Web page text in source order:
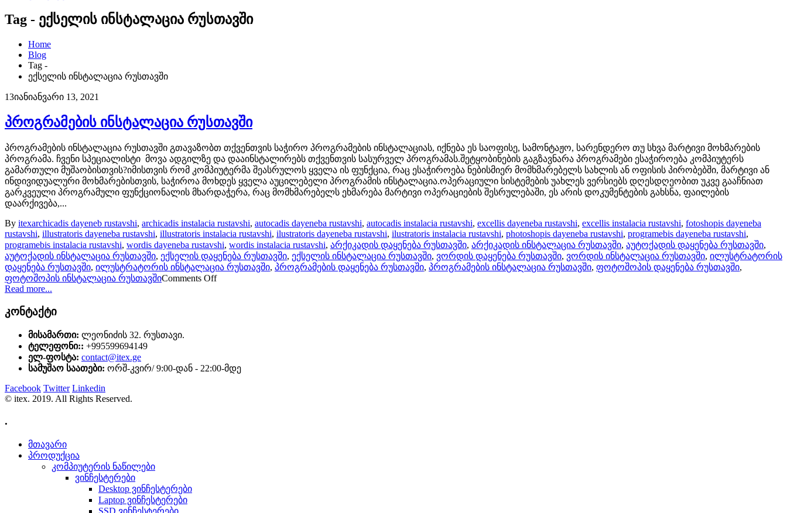
Tag - ექსელის ინსტალაცია რუსთავში
Home
Blog
Tag -
ექსელის ინსტალაცია რუსთავში
13იანიანვარი 13, 2021
პროგრამების ინსტალაცია რუსთავში
პროგრამების ინსტალაცია რუსთავში გთავაზობთ თქვენთვის საჭირო პროგრამების ინსტალაციას, იქნება ეს საოფისე, სამონტაჟო, სარენდერო თუ სხვა მარტივი მოხმარების
პროგრამა. ჩვენი სპეციალისტი მოვა ადგილზე და დააინსტალირებს თქვენთვის სასურველ პროგრამას.შეტყობინების გაგზავნარა პროგრამები ესაჭიროება კომპიუტერს
გამართული მუშაობისთვის?იმისთვის რომ კომპიუტერმა შეასრულოს ყველა ის ფუნქცია, რაც ესაჭიროება ნებისმიერ მომხმარებელს სახლის ან ოფისის პირობებში, მარტივი ან
ინდივიდუალური მოხმარებისთვის, საჭიროა მოხდეს ყველა აუცილებელი პროგრამის ინსტალაცია.ოპერაციული სისტემების უახლეს ვერსიებს დღესდღეობით უკვე გააჩნიათ
გარკვეული პროგრამული ფუნქციონალის მხარდაჭერა, რაც მომხმარებელს ეხმარება მარტივი ოპერაციების შესრულებაში, ეს არის დოკუმენტების გახსნა, ფაილების
დაარქივება,...
By itexarchicadis dayeneb rustavshi, archicadis instalacia rustavshi, autocadis dayeneba rustavshi, autocadis instalacia rustavshi, excellis dayeneba rustavshi, excellis instalacia rustavshi, fotoshopis dayeneba
rustavshi, illustratoris dayeneba rustavshi, illustratoris instalacia rustavshi, ilustratoris dayeneba rustavshi, ilustratoris instalacia rustavshi, photoshopis dayeneba rustavshi, programebis dayeneba rustavshi,
programebis instalacia rustavshi, wordis dayeneba rustavshi, wordis instalacia rustavshi, არქიკადის დაყენება რუსთავში, არქიკადის ინსტალაცია რუსთავში, აუტოქადის დაყენება რუსთავში,
აუტოქადის ინსტალაცია რუსთავში, ექსელის დაყენება რუსთავში, ექსელის ინსტალაცია რუსთავში, ვორდის დაყენება რუსთავში, ვორდის ინსტალაცია რუსთავში, ილუსტრატორის
დაყენება რუსთავში, ილუსტრატორის ინსტალაცია რუსთავში, პროგრამების დაყენება რუსთავში, პროგრამების ინსტალაცია რუსთავში, ფოტოშოპის დაყენება რუსთავში,
ფოტოშოპის ინსტალაცია რუსთავშიComments Off
Read more...
კონტაქტი
მისამართი: ლეონიძის 32. რუსთავი.
ტელეფონი:: +995599694149
ელ-ფოსტა: contact@itex.ge
სამუშაო საათები: ორშ-კვირ/ 9:00-დან - 22:00-მდე
Facebook Twitter Linkedin
© itex. 2019. All Rights Reserved.
.
მთავარი
პროდუქცია
კომპიუტერის ნაწილები
ვინჩესტერები
Desktop ვინჩესტერები
Laptop ვინჩესტერები
SSD ვინჩესტერები